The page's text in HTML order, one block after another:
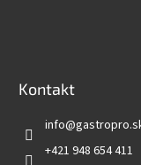
Kontakt
info@
+421 948 654 411